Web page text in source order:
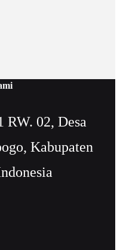
RW. 02, Desa
Kabupaten